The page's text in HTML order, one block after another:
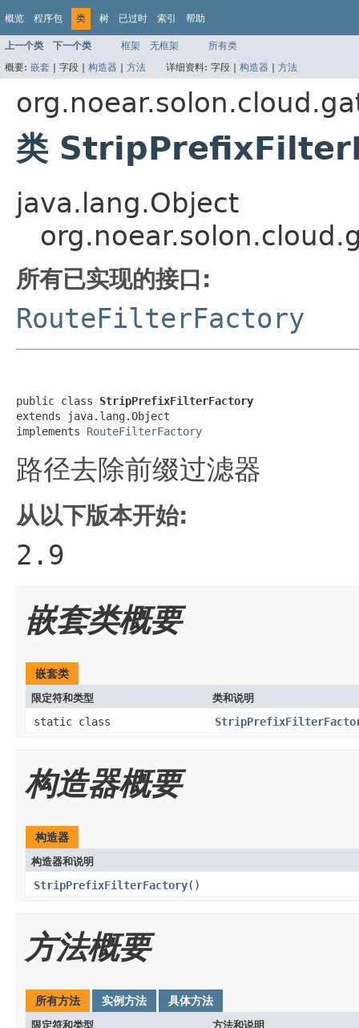
概览 程序包 类 树 已过时 索引 帮助
上一个类 下一个类 框架 无框架
所有类
概要: 嵌套 | 字段 | 构造器 | 方法 详细资料: 字段 | 构造器 | 方法
类
java.lang.Object
所有已实现的接口:
RouteFilterFactory
public class StripPrefixFilterFactory
extends java.lang.Object
implements RouteFilterFactory
路径去除前缀过滤器
从以下版本开始:
2.9
嵌套类概要
嵌套类
限定符和类型 类和说明
static class
构造器概要
构造器
构造器和说明
StripPrefixFilterFactory()
方法概要
所有方法 实例方法 具体方法
限定符和类型 方法和说明